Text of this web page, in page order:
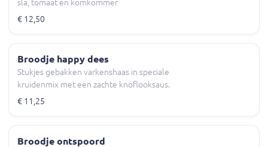
sla, tomaat en komkommer
€ 12,50
Broodje happy dees
Stukjes gebakken varkenshaas in speciale
kruidenmix met een zachte knoflooksaus.
€ 11,25
Broodje ontspoord